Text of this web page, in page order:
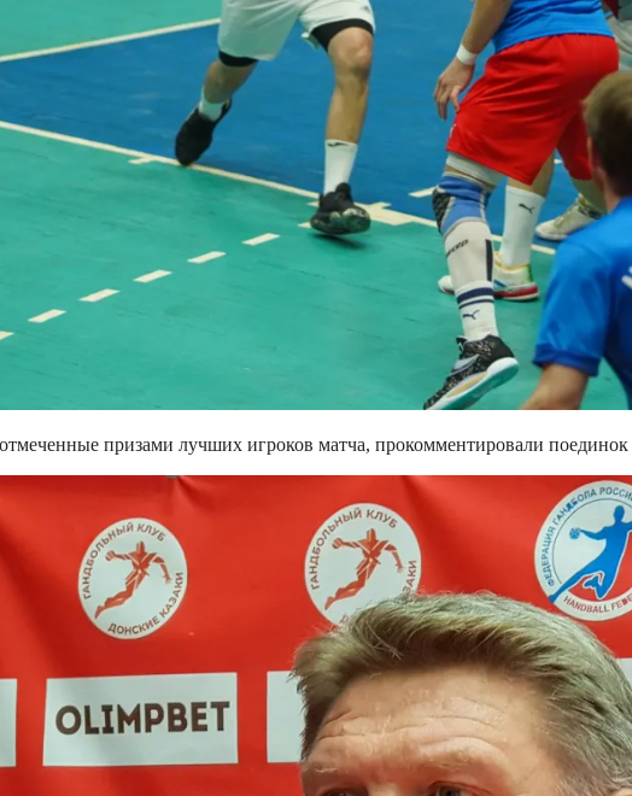
призами лучших игроков матча, прокомментировали